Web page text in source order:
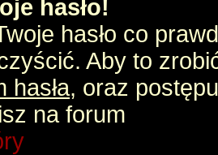
hasło!
hasło co
Aby to
hasła, oraz
na forum